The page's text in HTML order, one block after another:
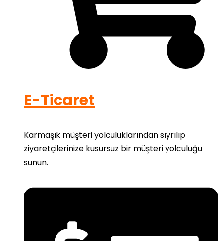
E-Ticaret
Karmaşık müşteri yolculuklarından sıyrılıp
ziyaretçilerinize kusursuz bir müşteri yolculuğu
sunun.